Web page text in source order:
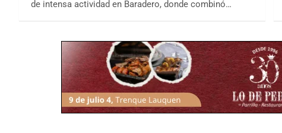
de intensa actividad en Baradero, donde combinó…